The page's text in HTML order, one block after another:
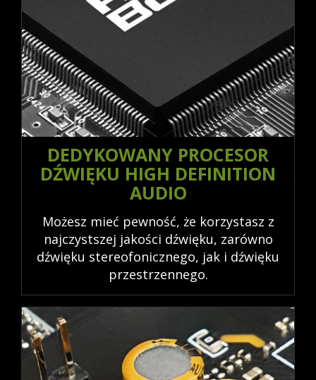
DEDYKOWANY PROCESOR
DŹWIĘKU HIGH DEFINITION
AUDIO
Możesz mieć pewność, że korzystasz z
najczystszej jakości dźwięku, zarówno
dźwięku stereofonicznego, jak i dźwięku
przestrzennego.